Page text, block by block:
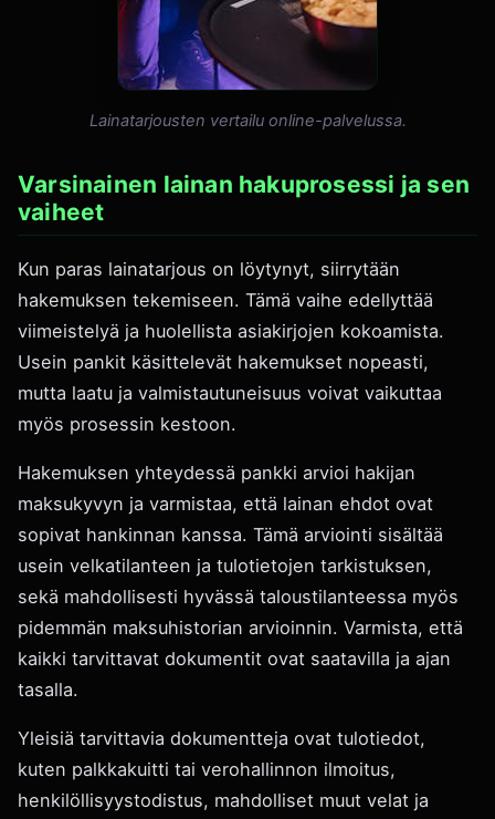
Lainatarjousten vertailu online-palvelussa.
Varsinainen lainan hakuprosessi ja sen
vaiheet
Kun paras lainatarjous on löytynyt, siirrytään
hakemuksen tekemiseen. Tämä vaihe edellyttää
viimeistelyä ja huolellista asiakirjojen kokoamista.
Usein pankit käsittelevät hakemukset nopeasti,
mutta laatu ja valmistautuneisuus voivat vaikuttaa
myös prosessin kestoon.
Hakemuksen yhteydessä pankki arvioi hakijan
maksukyvyn ja varmistaa, että lainan ehdot ovat
sopivat hankinnan kanssa. Tämä arviointi sisältää
usein velkatilanteen ja tulotietojen tarkistuksen,
sekä mahdollisesti hyvässä taloustilanteessa myös
pidemmän maksuhistorian arvioinnin. Varmista, että
kaikki tarvittavat dokumentit ovat saatavilla ja ajan
tasalla.
Yleisiä tarvittavia dokumentteja ovat tulotiedot,
kuten palkkakuitti tai verohallinnon ilmoitus,
henkilöllisyystodistus, mahdolliset muut velat ja